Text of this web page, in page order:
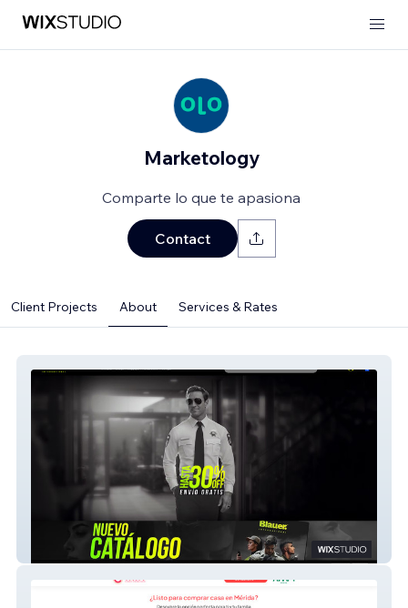
Marketology
Comparte lo que te apasiona
Contact
Client Projects About Services & Rates
Blauer Internacional